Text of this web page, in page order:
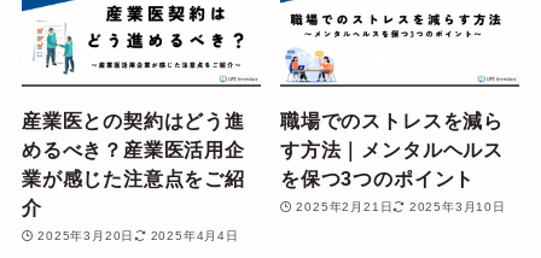
産業医との契約はどう進
めるべき？産業医活用企
業が感じた注意点をご紹
介
2025年3月20日 2025年4月4日
職場でのストレスを減ら
す方法｜メンタルヘルス
を保つ3つのポイント
2025年2月21日 2025年3月10日